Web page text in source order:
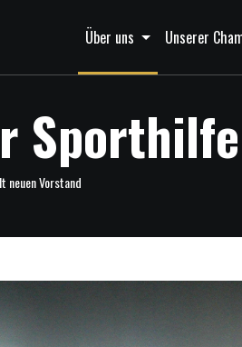
Über uns Unserer
neuen Vorstand